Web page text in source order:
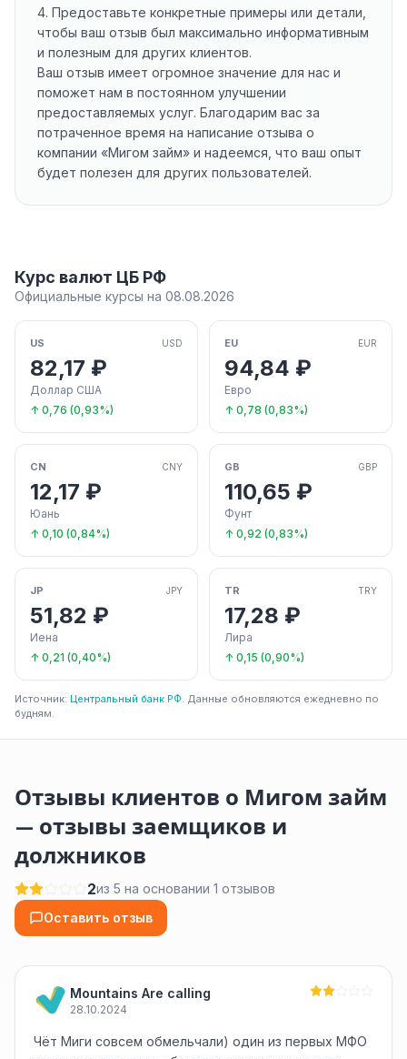
4. Предоставьте конкретные примеры или детали,
чтобы ваш отзыв был максимально информативным
и полезным для других клиентов.
Ваш отзыв имеет огромное значение для нас и
поможет нам в постоянном улучшении
предоставляемых услуг. Благодарим вас за
потраченное время на написание отзыва о
компании «Мигом займ» и надеемся, что ваш опыт
будет полезен для других пользователей.
Курс валют ЦБ РФ
Официальные курсы на 08.08.2026
US USD
82,17 ₽
Доллар США
↑ 0,76 (0,93%)
EU EUR
94,84 ₽
Евро
↑ 0,78 (0,83%)
CN CNY
12,17 ₽
Юань
↑ 0,10 (0,84%)
GB GBP
110,65 ₽
Фунт
↑ 0,92 (0,83%)
JP JPY
51,82 ₽
Иена
↑ 0,21 (0,40%)
TR TRY
17,28 ₽
Лира
↑ 0,15 (0,90%)
Источник: Центральный банк РФ. Данные обновляются ежедневно по
будням.
Отзывы клиентов о Мигом займ
— отзывы заемщиков и
должников
2из 5 на основании 1 отзывов
Оставить отзыв
Mountains Are calling
28.10.2024
Чёт Миги совсем обмельчали) один из первых МФО